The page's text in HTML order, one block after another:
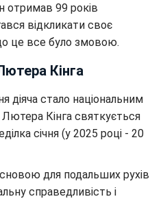
отримав 99 років
відкликати своє
це все було змовою.
Кінга
стало національним
Кінга святкується
січня (у 2025 році - 20
для подальших рухів
справедливість і